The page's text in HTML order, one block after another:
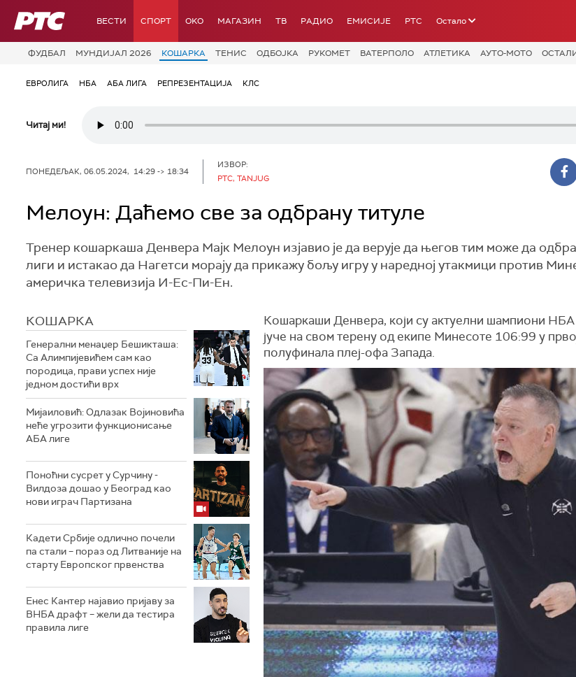
РТС ВЕСТИ СПОРТ OKO МАГАЗИН ТВ РАДИО ЕМИСИЈЕ РТС Остало
ФУДБАЛ МУНДИЈАЛ 2026 КОШАРКА ТЕНИС ОДБОЈКА РУКОМЕТ ВАТЕРПОЛО АТЛЕТИКА АУТО-МОТО
ЕВРОЛИГА НБА АБА ЛИГА РЕПРЕЗЕНТАЦИЈА КЛС
Читај ми!
ПОНЕДЕЉАК, 06.05.2024, 14:29 -> 18:34
ИЗВОР:
РТС, TANJUG
Мелоун: Даћемо све за одбрану титуле
Тренер кошаркаша Денвера Мајк Мелоун изјавио је да верује да његов тим може да
лиги и истакао да Нагетси морају да прикажу бољу игру у наредној утакмици против
америчка телевизија И-Ес-Пи-Ен.
КОШАРКА
Генерални менаџер Бешикташа:
Са Алимпијевићем сам као
породица, прави успех није
једном достићи врх
Мијаиловић: Одлазак Војиновића
неће угрозити функционисање
АБА лиге
Поноћни сусрет у Сурчину -
Вилдоза дошао у Београд као
нови играч Партизана
Кадети Србије одлично почели
па стали – пораз од Литваније на
старту Европског првенства
Енес Кантер најавио пријаву за
ВНБА драфт – жели да тестира
правила лиге
Кошаркаши Денвера, који су актуелни шампиони
јуче на свом терену од екипе Минесоте 106:99 у
полуфинала плеј-офа Запада.